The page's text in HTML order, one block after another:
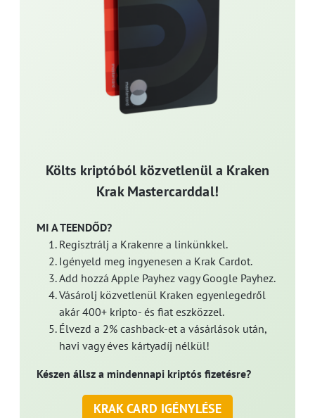
Költs kriptóból közvetlenül a Kraken
Krak Mastercarddal!
MI A TEENDŐD?
Regisztrálj a Krakenre a linkünkkel.
Igényeld meg ingyenesen a Krak Cardot.
Add hozzá Apple Payhez vagy Google Payhez.
Vásárolj közvetlenül Kraken egyenlegedről
akár 400+ kripto- és fiat eszközzel.
Élvezd a 2% cashback-et a vásárlások után,
havi vagy éves kártyadíj nélkül!
Készen állsz a mindennapi kriptós fizetésre?
KRAK CARD IGÉNYLÉSE